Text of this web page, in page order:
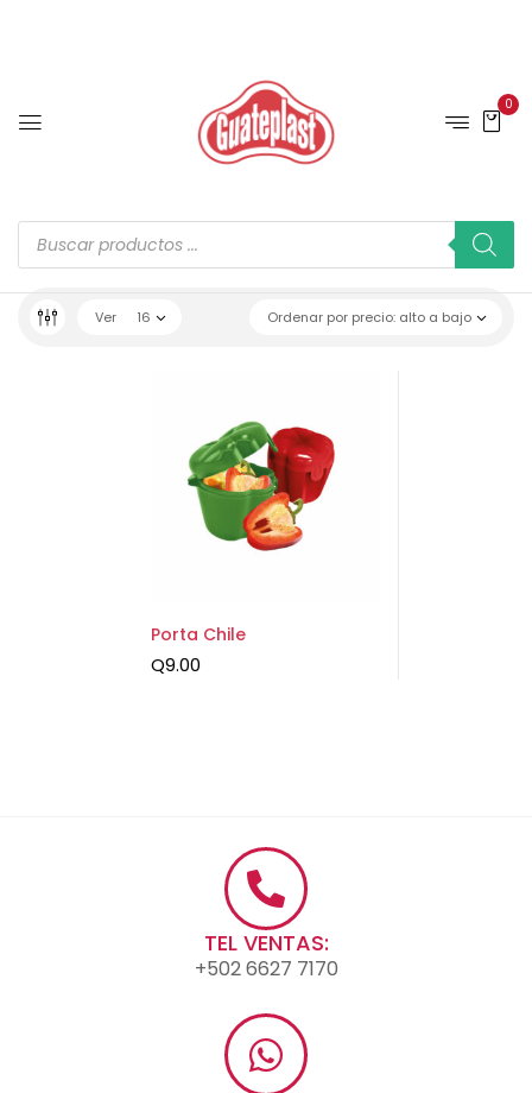
0
Ordenar por precio: alto a bajo
Ver 16
Porta Chile
Q9.00
TEL VENTAS:
+502 6627 7170